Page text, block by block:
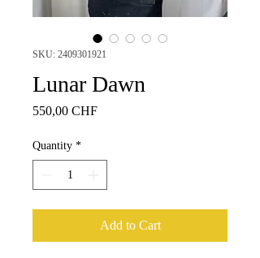
SKU: 2409301921
Lunar Dawn
550,00 CHFPrice
Quantity *
Add to Cart